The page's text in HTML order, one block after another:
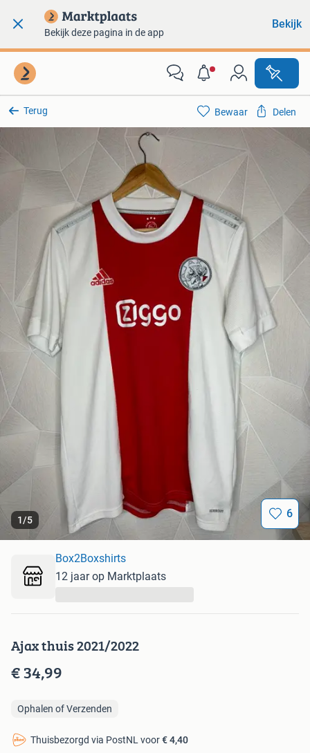
Bekijk deze pagina in de app
Bekijk
Terug
1/5 6
Bewaar Delen
Ajax thuis 2021/2022
€ 34,99
Ophalen of Verzenden
Thuisbezorgd via PostNL voor€ 4,40
Box2Boxshirts
12 jaar op Marktplaats